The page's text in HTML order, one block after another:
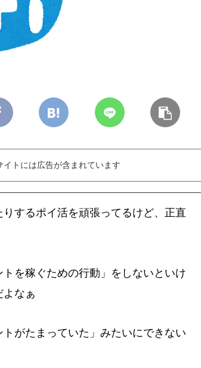
イトには広告が含まれています
するポイ活を頑張ってるけど、正直
を稼ぐための行動」をしないといけ
よなぁ
トがたまっていた」みたいにできない